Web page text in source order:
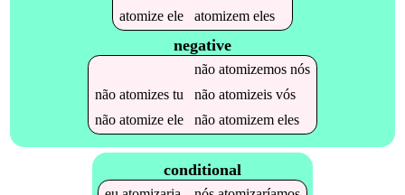
atomizeele atomizemeles
negative
não atomizemosnós
não atomizestu não atomizeisvós
não atomizeele não atomizemeles
conditional